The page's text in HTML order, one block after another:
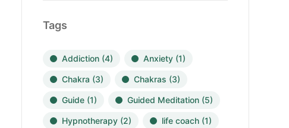
Tags
Addiction(4) Anxiety(1)
Chakra (3) Chakras (3)
Guide(1) Guided Meditation(5)
Hypnotherapy(2) life coach(1)